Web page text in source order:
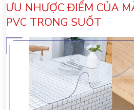
ƯU NHƯỢC ĐIỂM CỦA
PVC TRONG SUỐT